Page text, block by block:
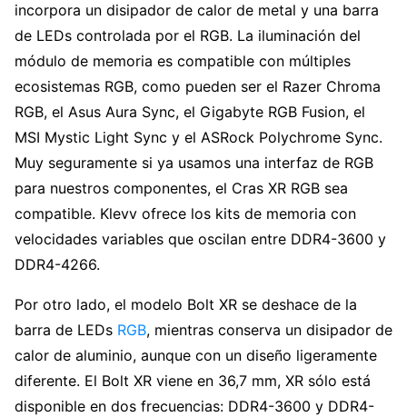
incorpora un disipador de calor de metal y una barra
de LEDs controlada por el RGB. La iluminación del
módulo de memoria es compatible con múltiples
ecosistemas RGB, como pueden ser el Razer Chroma
RGB, el Asus Aura Sync, el Gigabyte RGB Fusion, el
MSI Mystic Light Sync y el ASRock Polychrome Sync.
Muy seguramente si ya usamos una interfaz de RGB
para nuestros componentes, el Cras XR RGB sea
compatible. Klevv ofrece los kits de memoria con
velocidades variables que oscilan entre DDR4-3600 y
DDR4-4266.
Por otro lado, el modelo Bolt XR se deshace de la
barra de LEDs RGB, mientras conserva un disipador de
calor de aluminio, aunque con un diseño ligeramente
diferente. El Bolt XR viene en 36,7 mm, XR sólo está
disponible en dos frecuencias: DDR4-3600 y DDR4-